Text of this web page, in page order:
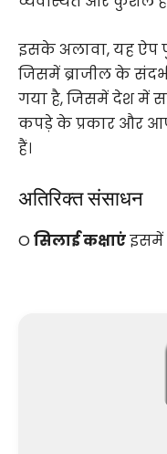
इसके अलावा, यह ऐप
जिसमें ब्राजील के
गया है, जिसमें देश में
कपड़े के प्रकार और
हैं।
अतिरिक्त संसाधन
Oसिलाई कक्षाएंइसमें